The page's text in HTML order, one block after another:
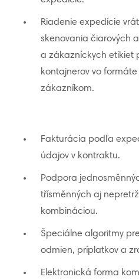
Riadenie expedície
skenovania čiarových
a zákazníckych etikiet
kontajnerov vo
zákazníkom.
Fakturácia podľa
údajov v kontraktu.
Podpora
třísměnných aj
kombináciou.
Špeciálne algoritmy
odmien, príplatkov a
Elektronická forma